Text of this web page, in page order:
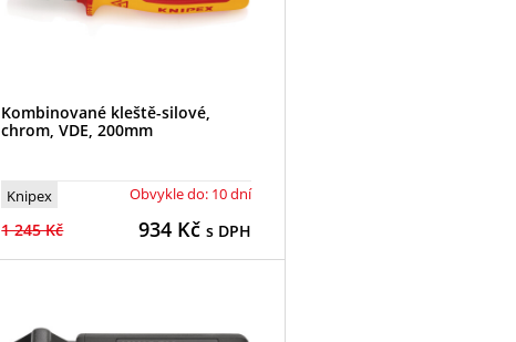
Kombinované kleště-silové,
chrom, VDE, 200mm
Knipex Obvykle do: 10 dní
1 245 Kč 934 Kčs DPH